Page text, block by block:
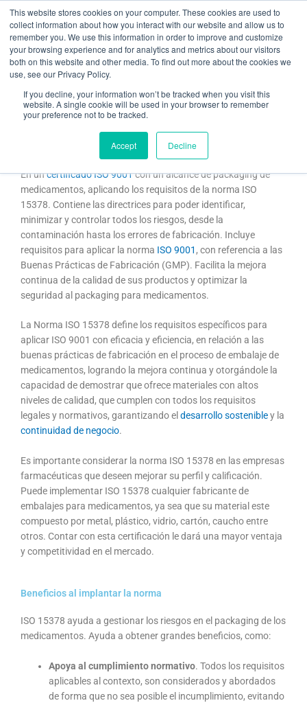
This website stores cookies on your computer. These cookies are used to
collect information about how you interact with our website and allow us to
remember you. We use this information in order to improve and customize
your browsing experience and for analytics and metrics about our visitors
both on this website and other media. To find out more about the cookies we
use, see our Privacy Policy.
If you decline, your information won’t be tracked when you visit this
website. A single cookie will be used in your browser to remember
your preference not to be tracked.
Accept Decline
contenido
ISO 15378 sobre packaging de medicamentos
¿Qué es la Norma ISO 15378?
En uncertificado ISO 9001con un alcance de packaging de
medicamentos, aplicando los requisitos de la norma ISO
15378. Contiene las directrices para poder identificar,
minimizar y controlar todos los riesgos, desde la
contaminación hasta los errores de fabricación. Incluye
requisitos para aplicar la norma ISO 9001 , con referencia a las
Buenas Prácticas de Fabricación (GMP). Facilita la mejora
continua de la calidad de sus productos y optimizar la
seguridad al packaging para medicamentos.
La Norma ISO 15378 define los requisitos específicos para
aplicar ISO 9001 con eficacia y eficiencia, en relación a las
buenas prácticas de fabricación en el proceso de embalaje de
medicamentos, logrando la mejora continua y otorgándole la
capacidad de demostrar que ofrece materiales con altos
niveles de calidad, que cumplen con todos los requisitos
legales y normativos, garantizando el desarrollo sostenibley la
continuidad de negocio.
Es importante considerar la norma ISO 15378 en las empresas
farmacéuticas que deseen mejorar su perfil y calificación.
Puede implementar ISO 15378 cualquier fabricante de
embalajes para medicamentos, ya sea que su material este
compuesto por metal, plástico, vidrio, cartón, caucho entre
otros. Contar con esta certificación le dará una mayor ventaja
y competitividad en el mercado.
Beneficios al implantar la norma
ISO 15378 ayuda a gestionar los riesgos en el packaging de los
medicamentos. Ayuda a obtener grandes beneficios, como:
Apoya al cumplimiento normativo. Todos los requisitos
aplicables al contexto, son considerados y abordados
de forma que no sea posible el incumplimiento, evitando